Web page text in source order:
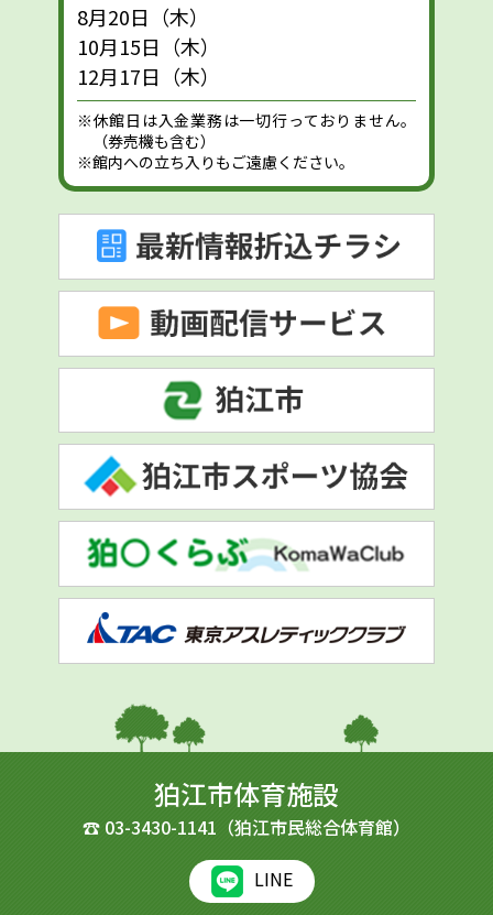
8月20日（木）
10月15日（木）
12月17日（木）
※休館日は入金業務は一切行っておりません。
（券売機も含む）
※館内への立ち入りもご遠慮ください。
狛江市体育施設
☎ 03-3430-1141 （狛江市民総合体育館）
LINE